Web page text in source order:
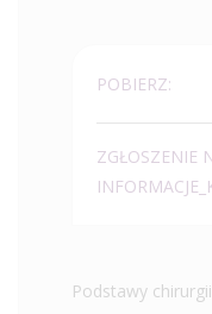
POBIERZ:
ZGŁOSZENIE
Podstawy